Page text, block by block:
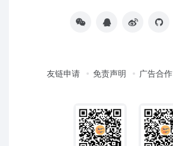
友链申请 免责声明 广告合作